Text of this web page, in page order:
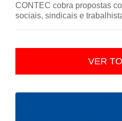
CONTEC cobra propostas
sociais, sindicais e
VER